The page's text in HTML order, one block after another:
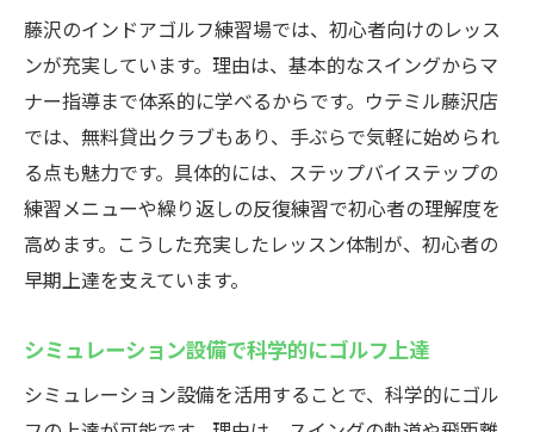
藤沢のインドアゴルフ練習場では、初心者向けのレッス
ンが充実しています。理由は、基本的なスイングからマ
ナー指導まで体系的に学べるからです。ウテミル藤沢店
では、無料貸出クラブもあり、手ぶらで気軽に始められ
る点も魅力です。具体的には、ステップバイステップの
練習メニューや繰り返しの反復練習で初心者の理解度を
高めます。こうした充実したレッスン体制が、初心者の
早期上達を支えています。
シミュレーション設備で科学的にゴルフ上達
シミュレーション設備を活用することで、科学的にゴル